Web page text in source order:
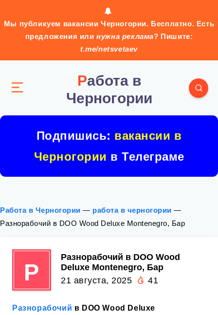
Мы публикуем вакансии Черногории. Бесплатно. Есть
предложения илинужна реклама? Пишите:
t.me/netsvetaev
Работа в
Черногории
Подпишись: вакансии в
Черногории в Телеграме
Работа в Черногории — работа в черногории —
Разнорабочий в DOO Wood Deluxe Montenegro, Бар
Р
Разнорабочий в DOO Wood
Deluxe Montenegro, Бар
21 августа, 2025
41
Разнорабочий в DOO Wood Deluxe